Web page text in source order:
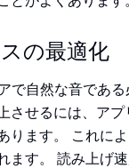
の最適化
で自然な音である
させるには、ア
ります。 これに
ます。 読み上げ